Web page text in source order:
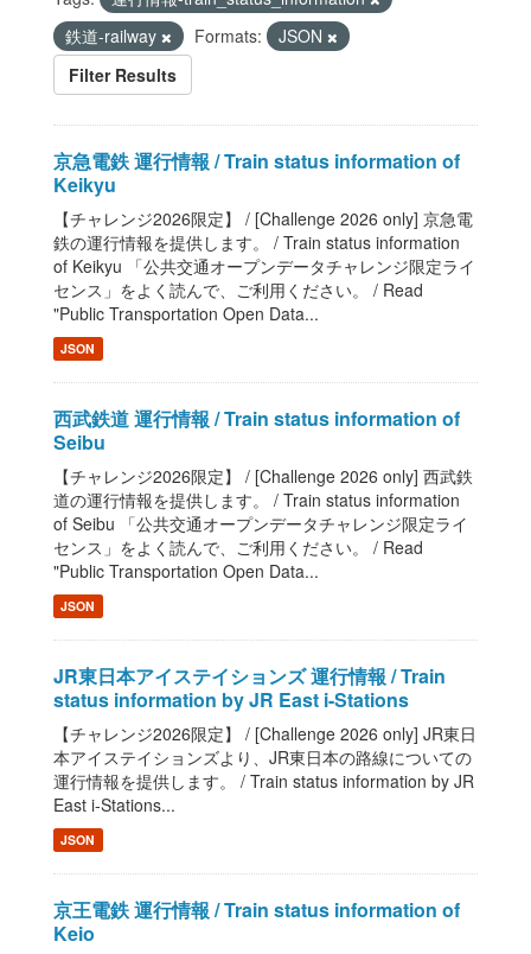
鉄道-railway
Formats:
JSON
Filter Results
京急電鉄 運行情報 / Train status information of
Keikyu
【チャレンジ2026限定】 / [Challenge 2026 only] 京急電
鉄の運行情報を提供します。 / Train status information
of Keikyu 「公共交通オープンデータチャレンジ限定ライ
センス」をよく読んで、ご利用ください。 / Read
"Public Transportation Open Data...
JSON
西武鉄道 運行情報 / Train status information of
Seibu
【チャレンジ2026限定】 / [Challenge 2026 only] 西武鉄
道の運行情報を提供します。 / Train status information
of Seibu 「公共交通オープンデータチャレンジ限定ライ
センス」をよく読んで、ご利用ください。 / Read
"Public Transportation Open Data...
JSON
JR東日本アイステイションズ 運行情報 / Train
status information by JR East i-Stations
【チャレンジ2026限定】 / [Challenge 2026 only] JR東日
本アイステイションズより、JR東日本の路線についての
運行情報を提供します。 / Train status information by JR
East i-Stations...
JSON
京王電鉄 運行情報 / Train status information of
Keio